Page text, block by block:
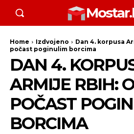
Home Izdvojeno
Dan 4. korpusa
počast poginulim borcima
DAN 4.
ARMIJE RBIH:
POČAST
BORCIMA